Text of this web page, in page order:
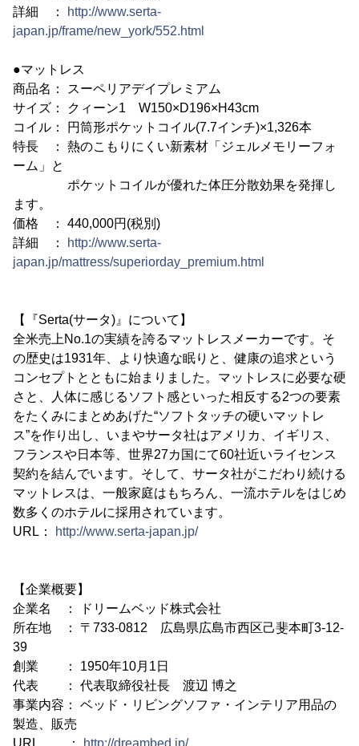
詳細 ：
http://www.serta-
japan.jp/frame/new_york/552.html
●マットレス
商品名： スーペリアデイプレミアム
サイズ： クィーン1 W150×D196×H43cm
コイル： 円筒形ポケットコイル(7.7インチ)×1,326本
特長 ： 熱のこもりにくい新素材「ジェルメモリーフォ
ーム」と
ポケットコイルが優れた体圧分散効果を発揮し
ます。
価格 ： 440,000円(税別)
詳細 ：
http://www.serta-
japan.jp/mattress/superiorday_premium.html
【『Serta(サータ)』について】
全米売上No.1の実績を誇るマットレスメーカーです。そ
の歴史は1931年、より快適な眠りと、健康の追求という
コンセプトとともに始まりました。マットレスに必要な硬
さと、人体に感じるソフト感といった相反する2つの要素
をたくみにまとめあげた“ソフトタッチの硬いマットレ
ス”を作り出し、いまやサータ社はアメリカ、イギリス、
フランスや日本等、世界27カ国にて60社近いライセンス
契約を結んでいます。そして、サータ社がこだわり続ける
マットレスは、一般家庭はもちろん、一流ホテルをはじめ
数多くのホテルに採用されています。
URL：
http://www.serta-japan.jp/
【企業概要】
企業名 ： ドリームベッド株式会社
所在地 ： 〒733-0812 広島県広島市西区己斐本町3-12-
39
創業 ： 1950年10月1日
代表 ： 代表取締役社長 渡辺 博之
事業内容： ベッド・リビングソファ・インテリア用品の
製造、販売
URL ：
http://dreambed.jp/